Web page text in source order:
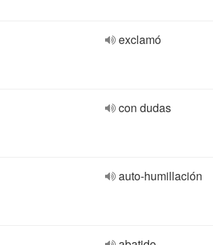
exclamó
con dudas
auto-humillación